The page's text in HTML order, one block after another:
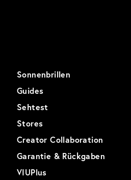
Sonnenbrillen
Guides
Sehtest
Stores
Creator Collaboration
Garantie & Rückgaben
VIUPlus